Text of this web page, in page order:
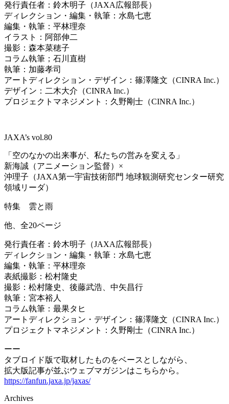
発行責任者：鈴木明子（JAXA 広報部長）
ディレクション・編集・執筆：水島七恵
編集・執筆：平林理奈
イラスト：阿部伸二
撮影：森本菜穂子
コラム執筆；石川直樹
執筆：加藤孝司
アートディレクション・デザイン：篠澤隆文（CINRA Inc.）
デザイン：二木大介（CINRA Inc.）
プロジェクトマネジメント：久野剛士（CINRA Inc.）
JAXA’s vol.80
「空のなかの出来事が、私たちの営みを変える」
新海誠（アニメーション監督）×
沖理子（JAXA第一宇宙技術部門 地球観測研究センター研究
領域リーダ）
特集 雲と雨
他、全20ページ
発行責任者：鈴木明子（JAXA 広報部長）
ディレクション・編集・執筆：水島七恵
編集・執筆：平林理奈
表紙撮影：松村隆史
撮影：松村隆史、後藤武浩、中矢昌行
執筆：宮本裕人
コラム執筆：最果タヒ
アートディレクション・デザイン：篠澤隆文（CINRA Inc.）
プロジェクトマネジメント：久野剛士（CINRA Inc.）
ーー
タブロイド版で取材したものをベースとしながら、
拡大版記事が並ぶウェブマガジンはこちらから。
https://fanfun.jaxa.jp/jaxas/
Archives